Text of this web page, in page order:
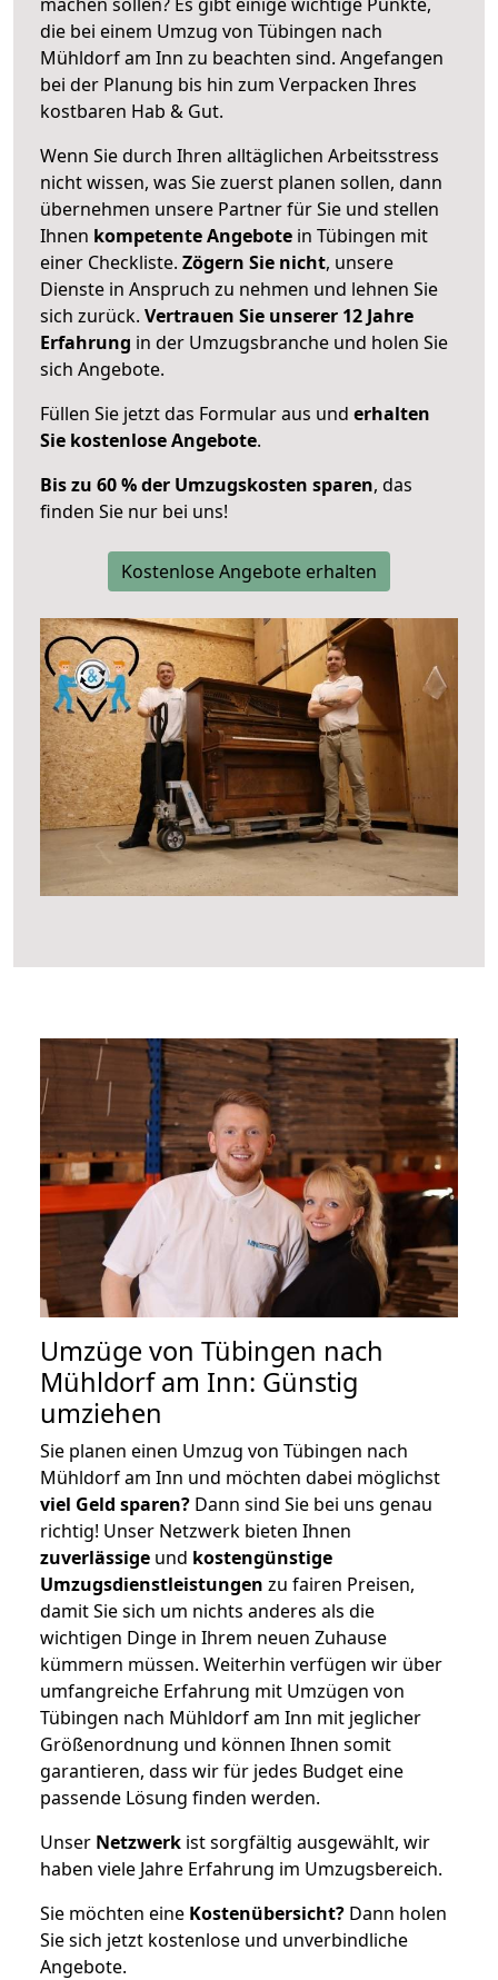
die bei einem Umzug von Tübingen nach
Mühldorf am Inn zu beachten sind. Angefangen
bei der Planung bis hin zum Verpacken Ihres
kostbaren Hab & Gut.
Wenn Sie durch Ihren alltäglichen Arbeitsstress
nicht wissen, was Sie zuerst planen sollen, dann
übernehmen unsere Partner für Sie und stellen
Ihnen kompetente Angebote in Tübingen mit
einer Checkliste. Zögern Sie nicht, unsere
Dienste in Anspruch zu nehmen und lehnen Sie
sich zurück. Vertrauen Sie unserer 12 Jahre
Erfahrung in der Umzugsbranche und holen Sie
sich Angebote.
Füllen Sie jetzt das Formular aus und erhalten
Sie kostenlose Angebote.
Bis zu 60 % der Umzugskosten sparen, das
finden Sie nur bei uns!
Kostenlose Angebote erhalten
Umzüge von Tübingen nach
Mühldorf am Inn: Günstig
umziehen
Sie planen einen Umzug von Tübingen nach
Mühldorf am Inn und möchten dabei möglichst
viel Geld sparen? Dann sind Sie bei uns genau
richtig! Unser Netzwerk bieten Ihnen
zuverlässige und kostengünstige
Umzugsdienstleistungen zu fairen Preisen,
damit Sie sich um nichts anderes als die
wichtigen Dinge in Ihrem neuen Zuhause
kümmern müssen. Weiterhin verfügen wir über
umfangreiche Erfahrung mit Umzügen von
Tübingen nach Mühldorf am Inn mit jeglicher
Größenordnung und können Ihnen somit
garantieren, dass wir für jedes Budget eine
passende Lösung finden werden.
Unser Netzwerk ist sorgfältig ausgewählt, wir
haben viele Jahre Erfahrung im Umzugsbereich.
Sie möchten eine Kostenübersicht? Dann holen
Sie sich jetzt kostenlose und unverbindliche
Angebote.